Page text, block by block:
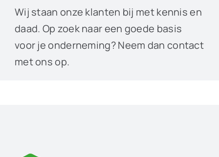
Wij staan onze klanten bij met kennis en
daad. Op zoek naar een goede basis
voor je onderneming? Neem dan contact
met ons op.